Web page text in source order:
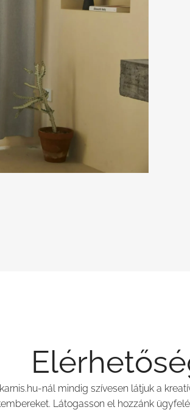
nál mindig szívesen látjuk a
Látogasson el hozzánk